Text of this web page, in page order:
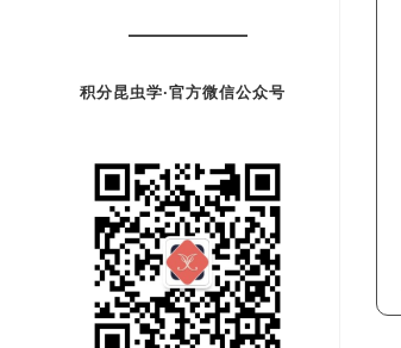
积分昆虫学·官方微信公众号